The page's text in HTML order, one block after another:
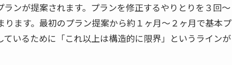
ンが提案されます。プランを修正するやりとりを３回～
ます。最初のプラン提案から約１ヶ月～２ヶ月で基本プ
いるために「これ以上は構造的に限界」というラインが